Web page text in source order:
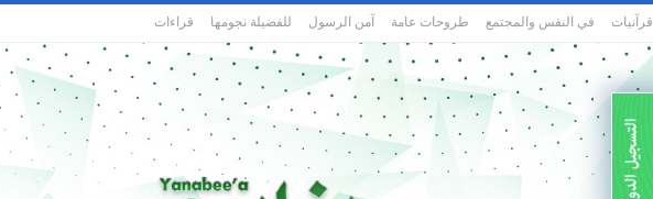
قرآنيات في النفس والمجتمع طروحات عامة آمن الرسول للفضيلة نجومها قراءات